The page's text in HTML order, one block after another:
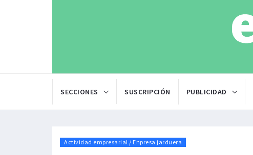
SECCIONES SUSCRIPCIÓN PUBLICIDAD
Actividad empresarial / Enpresa jarduera